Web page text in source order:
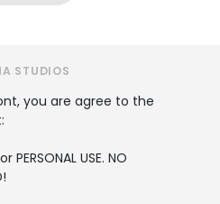
STUDIOS
you are agree to the
USE. NO